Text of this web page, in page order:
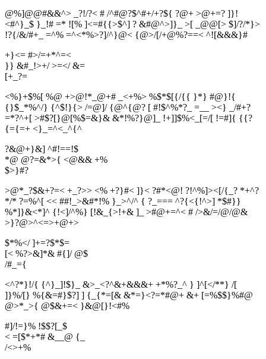
@%]@@#&&^> _?!/?< # /^#@?$^#+/+?${ ?@+ >@+=? ]}!
<#^}_$ }_!# =* ![% ]<=#{{>$^] ? &#@^>]}_ >[ _@@[> $]/?/*}>
!?{/&/#+_ =^% =^<*%>?]/^}@< {@>/[/+@%?==< ^![&&&}#
+}<= #>/=+*^=<
}} &#_!>+/ >=</ &=
[+ ?=
<%}+$%[ %@ +>@!*_@+# _<+%> %$*$[{/{{ }*} #@}!{
{}$_*%^/} {^$!}{> /=@]/ {@^{@? [ #!$^%*?_ =__ ><} _/#+?
=*?^+[ >#$?[}@[%$=&}& &*!%?}@]_ !+]]$%<_[=/[ !=#]{ {{?
{={=+ <}_=^<_^{^
?&@+}&] ^#!==!$
*@ @?=&*>{ <@&& +%
$>}#?
>@*_?$&+?=< +_?>> <% +?}#< ]}< ?#*<@! ?!^%]><[/{_? *+^?
*/* ?=%^[ << ##!_>&#*!% }_>^/^ { ?_=== ^?{<{!^>] *$#}}
%*]}&<*]^ {!<]/^%} [!&_{>!+& ]_ >#@+=^< # />&/=/@/@&
>}?@>^<=>+@+>
$*%</ ]+=?$*$=
[< %?>&]*& #{]/ @$
/# ={
<^?*}!/{ {^}_]!$}_ &>_<?^&+&&&+ +*%?_^ } ]^[</**} /[
]}%/[} %{&=#}$?] ] {_{*=[& &*=}<?=*#@+ &+ [=%$$}%#@
@>*_>{ @$&+=< }&@[}!<#%
#]/!=}% !$$?[_$
< =[$*+*# &__@ {_
/<>+%